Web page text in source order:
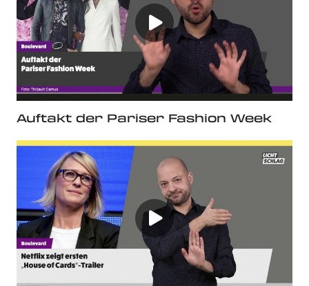
Auftakt der Pariser Fashion Week